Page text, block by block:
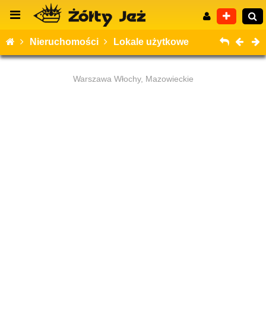
Nieruchomości Lokale użytkowe
Warszawa Włochy, Mazowieckie